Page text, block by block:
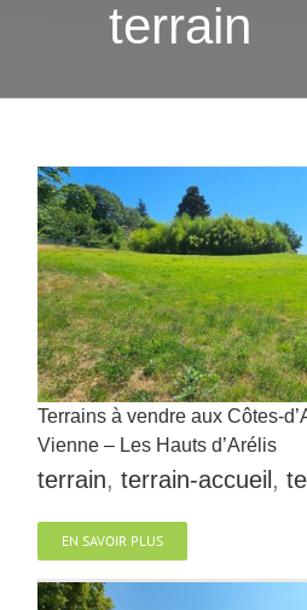
terrain
Terrains à vendre aux Côtes-
Vienne – Les Hauts d’Arélis
terrain, terrain-accueil ,
EN SAVOIR PLUS